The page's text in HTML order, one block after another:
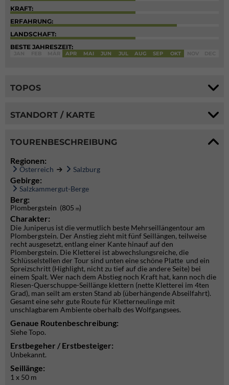
KRAFT:
ERFAHRUNG:
LANDSCHAFT:
BESTE JAHRESZEIT:
APR MAI JUN JUL AUG SEP OKT
TOPOS
STANDORT / KARTE
TOURENBESCHREIBUNG
Regionen:
Österreich Salzburg
Gebirge:
Salzkammergut-Berge
Berg:
Plombergstein (805 m)
Charakter:
Die Juniperus ist die vermutlich beste Mehrseillängentour am
Plombergstein. Der Anstieg zieht mit fünf Seillängen, teilweise
recht ausgesetzt, entlang einer Kante hinauf auf den
Plombergstein. Die Kletterei ist abwechslungsreiche, die
Schlüsselstellen der Tour sind unten eine schöne Platte und ein
Spreizschritt (Highlight, nicht zu tief auf die andere Seite) bei
einem Spalt. Wer nach dem Abstieg noch Kraft hat, kann noch die
Riesen-Querschuppe-Seillänge klettern (nette Kletterei im 4ten
Grad), man seilt am ersten Stand ab (überhängende Abseilfahrt).
Gesamt eine sehr gute Route für Kletterneulinge mit
unschlagbarem Ambiente oberhalb des Wolfgangsees.
Genaue Routenbeschreibung:
Siehe Topo.
Erstbegeher / Erstbesteiger:
Unbekannt.
Seillänge:
1 x 50 m